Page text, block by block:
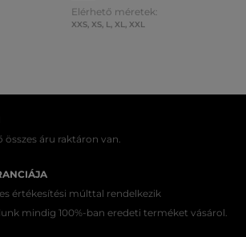
Elérhető méretek:
XXS, XS, L, XL, XXL
áru raktáron van.
értékesítési múlttal rendelkezik
mindig 100%-ban eredeti terméket vásárol.